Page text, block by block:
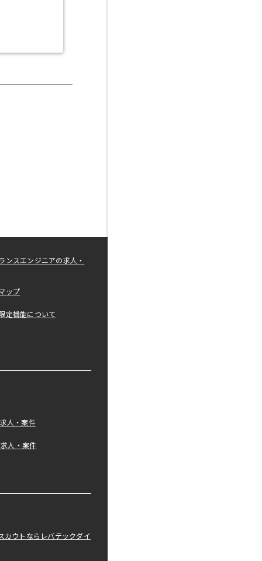
ンスエンジニアの求人・
ップ
定機能について
人・案件
人・案件
カウトならレバテックダイ